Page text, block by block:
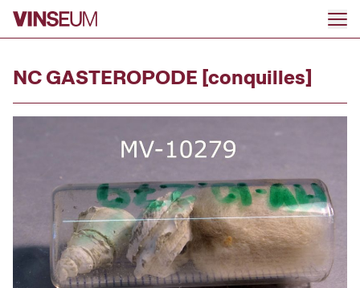
Go to content
NC GASTEROPODE [conquilles]